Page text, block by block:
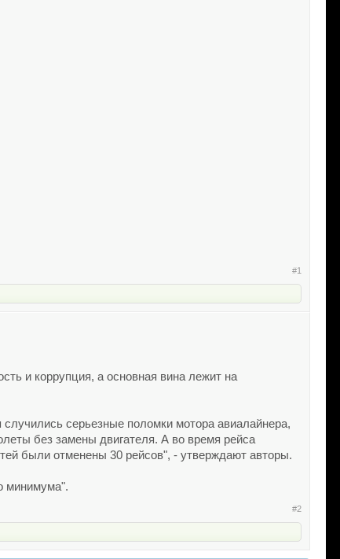
#1
и коррупция, а основная вина лежит на
серьезные поломки мотора авиалайнера,
без замены двигателя. А во время рейса
были отменены 30 рейсов", - утверждают авторы.
минимума".
#2